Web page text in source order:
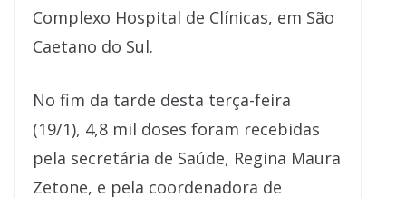
Complexo Hospital de Clínicas, em São
Caetano do Sul.
No fim da tarde desta terça-feira
(19/1), 4,8 mil doses foram recebidas
pela secretária de Saúde, Regina Maura
Zetone, e pela coordenadora de